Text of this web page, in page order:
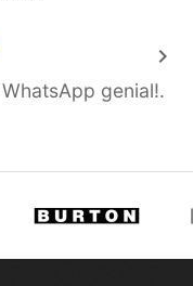
genial!.
keyboard_arrow_right